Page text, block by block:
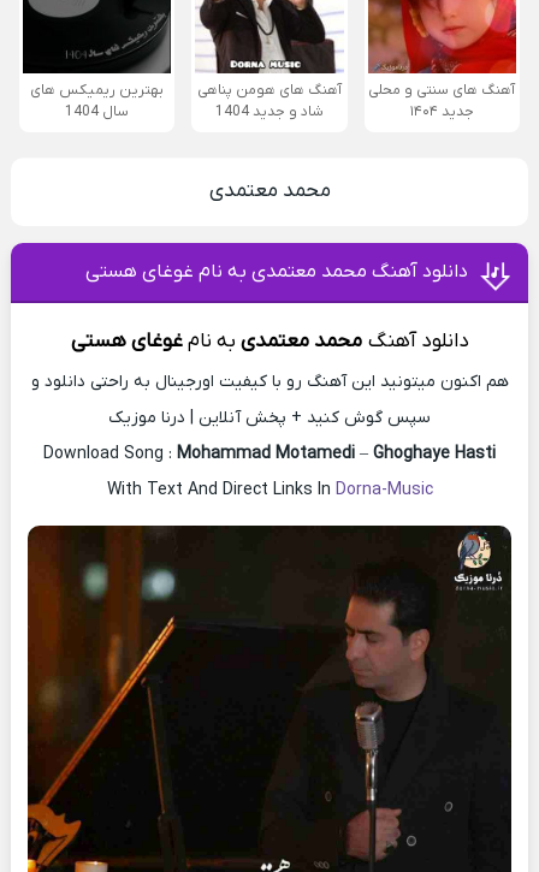
آهنگ های سنتی و محلی
جدید ۱۴۰۴
آهنگ های هومن پناهی
شاد و جدید 1404
بهترین ریمیکس های
سال 1404
محمد معتمدی
دانلود آهنگ محمد معتمدی به نام غوغای هستی
دانلود آهنگ محمد معتمدی به نام غوغای هستی
هم اکنون میتونید این آهنگ رو با کیفیت اورجینال به راحتی دانلود و
سپس گوش کنید + پخش آنلاین | درنا موزیک
Download Song : Mohammad Motamedi – Ghoghaye Hasti
With Text And Direct Links In Dorna-Music